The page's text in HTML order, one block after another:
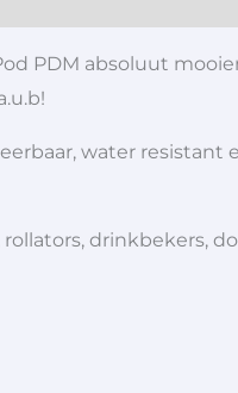
PDM absoluut
water
drinkbekers,